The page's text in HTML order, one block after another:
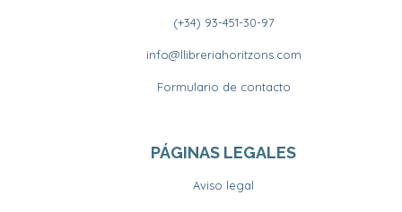
(+34) 93-451-30-97
info@llibreriahoritzons.com
Formulario de contacto
PÁGINAS LEGALES
Aviso legal